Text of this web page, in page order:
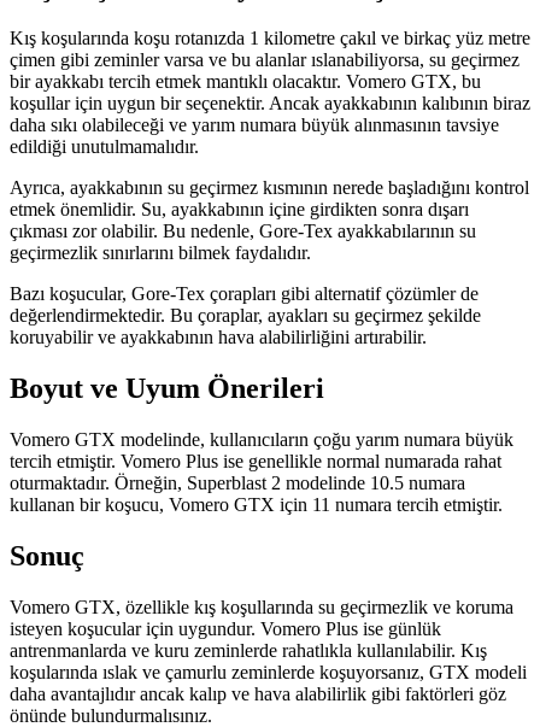
Kış koşularında koşu rotanızda 1 kilometre çakıl ve birkaç yüz metre
çimen gibi zeminler varsa ve bu alanlar ıslanabiliyorsa, su geçirmez
bir ayakkabı tercih etmek mantıklı olacaktır. Vomero GTX, bu
koşullar için uygun bir seçenektir. Ancak ayakkabının kalıbının biraz
daha sıkı olabileceği ve yarım numara büyük alınmasının tavsiye
edildiği unutulmamalıdır.
Ayrıca, ayakkabının su geçirmez kısmının nerede başladığını kontrol
etmek önemlidir. Su, ayakkabının içine girdikten sonra dışarı
çıkması zor olabilir. Bu nedenle, Gore-Tex ayakkabılarının su
geçirmezlik sınırlarını bilmek faydalıdır.
Bazı koşucular, Gore-Tex çorapları gibi alternatif çözümler de
değerlendirmektedir. Bu çoraplar, ayakları su geçirmez şekilde
koruyabilir ve ayakkabının hava alabilirliğini artırabilir.
Boyut ve Uyum Önerileri
Vomero GTX modelinde, kullanıcıların çoğu yarım numara büyük
tercih etmiştir. Vomero Plus ise genellikle normal numarada rahat
oturmaktadır. Örneğin, Superblast 2 modelinde 10.5 numara
kullanan bir koşucu, Vomero GTX için 11 numara tercih etmiştir.
Sonuç
Vomero GTX, özellikle kış koşullarında su geçirmezlik ve koruma
isteyen koşucular için uygundur. Vomero Plus ise günlük
antrenmanlarda ve kuru zeminlerde rahatlıkla kullanılabilir. Kış
koşularında ıslak ve çamurlu zeminlerde koşuyorsanız, GTX modeli
daha avantajlıdır ancak kalıp ve hava alabilirlik gibi faktörleri göz
önünde bulundurmalısınız.